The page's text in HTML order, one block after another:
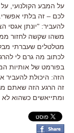
על המבע הקולנועי
לכם – זה בלתי אפשרי
להעביר: "יונתן אגסי
משהו שקשה לחזור
מטלטלים שעברתי
לכתוב מה גרם לי
בפורמט של אותיות
הזה: היכולת
זה הרגע הזה שאתם
ומתייאשים כשהוא